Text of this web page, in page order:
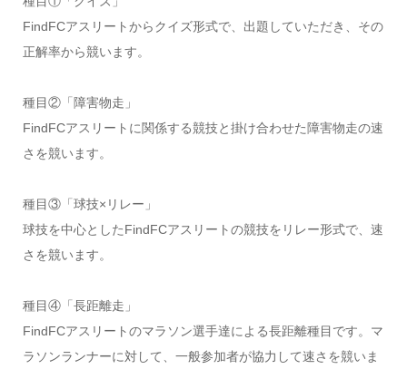
FindFCアスリートからクイズ形式で、出題していただき、その
正解率から競います。
種目②「障害物走」
FindFCアスリートに関係する競技と掛け合わせた障害物走の速
さを競います。
種目③「球技×リレー」
球技を中心としたFindFCアスリートの競技をリレー形式で、速
さを競います。
種目④「長距離走」
FindFCアスリートのマラソン選手達による長距離種目です。マ
ラソンランナーに対して、一般参加者が協力して速さを競いま